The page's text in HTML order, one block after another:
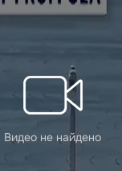
Видео не найдено